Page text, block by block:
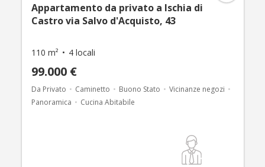
Appartamento da privato a Ischia di
Castro via Salvo d'Acquisto, 43
110 m² 4 locali
99.000 €
Da Privato Caminetto Buono Stato
Vicinanze negozi
Panoramica
Cucina Abitabile